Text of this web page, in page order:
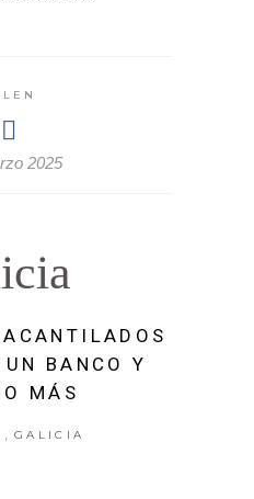
2025
BANCO Y
MÁS
GALICIA